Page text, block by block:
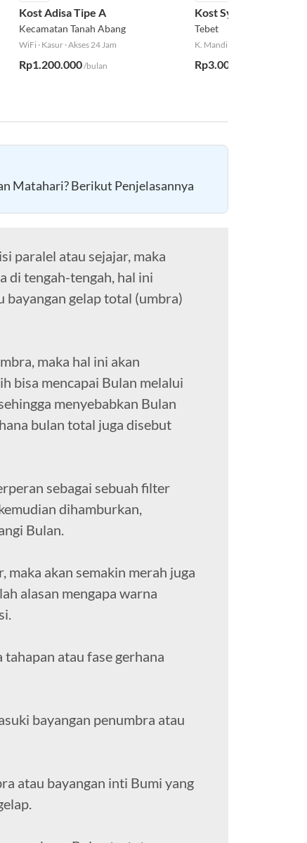
Kost Adisa Tipe A
Kecamatan Tanah Abang
WiFi · Kasur ·Akses 24 Jam
Rp1.200.000/bulan
Kost Syailendra Tipe
Tebet
K. Mandi Dalam
Rp3.000.000
Matahari? Berikut Penjelasannya
paralel atau sejajar, maka
di tengah-tengah, hal ini
gelap total (umbra)
maka hal ini akan
bisa mencapai Bulan melalui
menyebabkan Bulan
bulan total juga disebut
sebagai sebuah filter
dihamburkan,
Bulan.
akan semakin merah juga
alasan mengapa warna
atau fase gerhana
bayangan penumbra atau
atau bayangan inti Bumi yang